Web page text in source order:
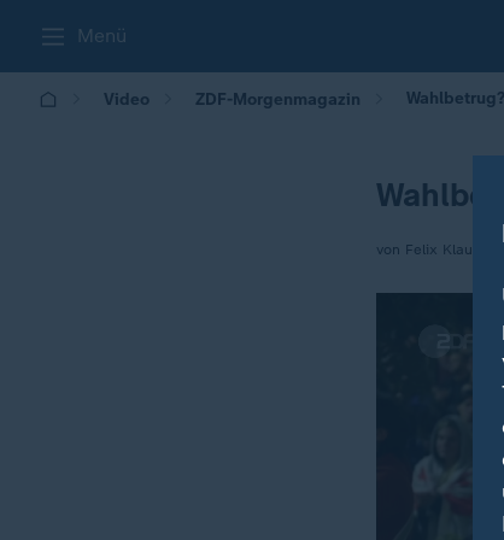
Menü
Video ZDF-Morgenmagazin
von Felix Klauser